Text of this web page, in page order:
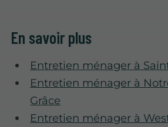
En savoir plus
Entretien ménager à
Entretien ménager à
Grâce
Entretien ménager à